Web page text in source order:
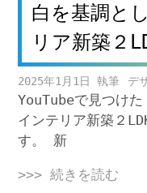
白を基調と
リア新築２
2025年1月1日 デ
YouTubeで見つけ
インテリア新築２
す。 新
>>> 続きを読む